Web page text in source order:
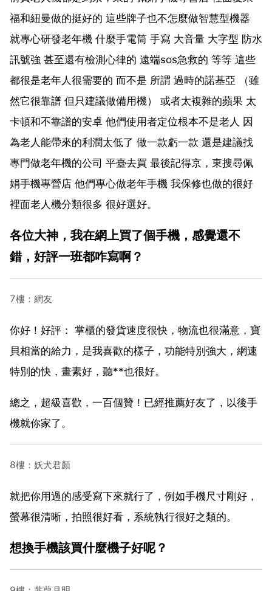
福和紐曼做的挺好的 這些牌子也不怎麼做智慧型機器
就專心研發老年機 什麼手電筒 手寫 大音量 大字型 防水
訊號強 甚至還有檢測心律的 遠端sos急救的 等等 這些
都很是老年人很需要的 而不是 所謂 過時的諾基亞 （雖
然它很靠譜 但只建議做備用機） 或者太複雜的蘋果 太
卡頓和不靠譜的安卓 他們使用者定位根本不是老人 因
為老人能帶來的利潤太低了 做一款虧一款 還是建議找
專門做老年機的公司 平臺去買 最後記得京，東搜尋佩
娟手機專營店 他們專心做老年手機 我保修也做的很好
裡面老人機分類很多 很好選好。
各位大神，我在網上買了個手機，感覺還不
錯，好評一班都咋寫啊？
7樓：網友
你好！好評： 掌櫃的發貨速度很快，物流也很滿意，寶
貝相當的給力，是我喜歡的樣子，功能特別強大，網速
特別的快，畫素好，聽**也很好。
總之，超級喜歡，一百個贊！已經推薦好友了，以後手
機就你家了。
8樓：妖犬君顏
就把你用過的感受寫下來就行了，例如手機尺寸剛好，
螢幕很清晰，拍照很好看，系統執行很好之類的。
想換手機該買什麼機子好呢？